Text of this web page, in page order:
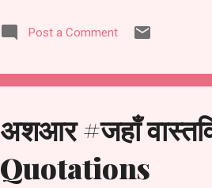
Post a Comment
अशआर #जहाँ
Quotations